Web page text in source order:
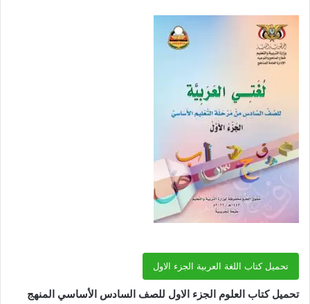
تحميل كتاب اللغة العربية الجزء الاول
تحميل كتاب العلوم الجزء الاول للصف السادس الأساسي المنهج